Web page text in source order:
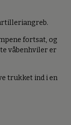
fortsat, og
våbenhviler er
trukket ind i en